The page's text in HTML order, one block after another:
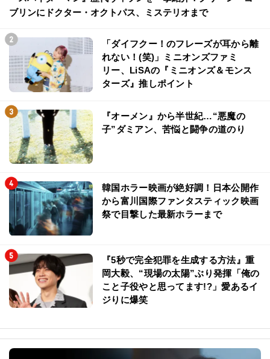
ブリンにドクター・オクトパス、ミステリオまで
「ダイフクー！のフレーズが耳から離
れない！(笑)」ミニオンズファミ
リー、LiSAの『ミニオンズ＆モンス
ターズ』推しポイント
『オーメン』から半世紀…“悪魔の
子”ダミアン、苦悩と闘争の道のり
韓国ホラー映画が絶好調！日本公開作
から富川国際ファンタスティック映画
祭で目撃した最新ホラーまで
『5秒で完全犯罪を生成する方法』重
岡大毅、“現場の太陽”ぶり発揮「俺の
こと子役やと思ってます!?」愛あるイ
ジりに爆笑